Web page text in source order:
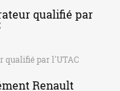
qualifié par l'UTAC